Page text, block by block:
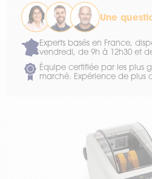
Une
Experts basés en France,
vendredi, de 9h à 12h30 et
Équipe certifiée par les plus
marché. Expérience de plus